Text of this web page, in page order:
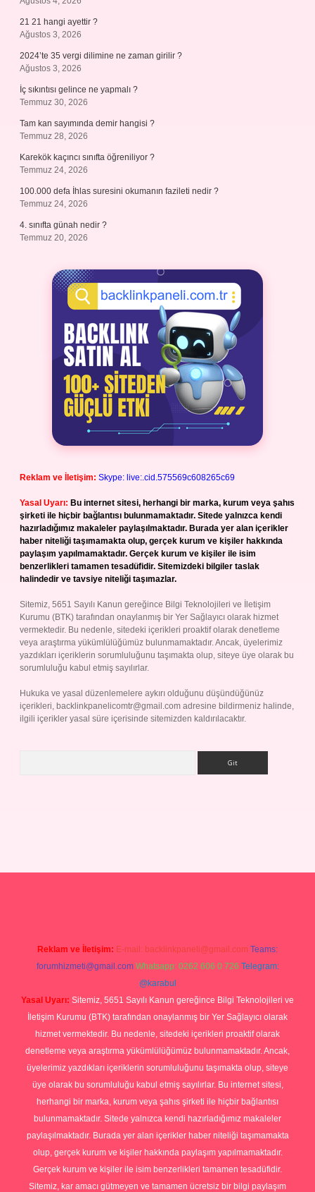
21 21 hangi ayettir ?
Ağustos 3, 2026
2024’te 35 vergi dilimine ne zaman girilir ?
Ağustos 3, 2026
İç sıkıntısı gelince ne yapmalı ?
Temmuz 30, 2026
Tam kan sayımında demir hangisi ?
Temmuz 28, 2026
Karekök kaçıncı sınıfta öğreniliyor ?
Temmuz 24, 2026
100.000 defa İhlas suresini okumanın fazileti nedir ?
Temmuz 24, 2026
4. sınıfta günah nedir ?
Temmuz 20, 2026
Reklam ve İletişim: Skype: live:.cid.575569c608265c69
Yasal Uyarı: Bu internet sitesi, herhangi bir marka, kurum veya şahıs
şirketi ile hiçbir bağlantısı bulunmamaktadır. Sitede yalnızca kendi
hazırladığımız makaleler paylaşılmaktadır. Burada yer alan içerikler
haber niteliği taşımamakta olup, gerçek kurum ve kişiler hakkında
paylaşım yapılmamaktadır. Gerçek kurum ve kişiler ile isim
benzerlikleri tamamen tesadüfidir. Sitemizdeki bilgiler taslak
halindedir ve tavsiye niteliği taşımazlar.
Sitemiz, 5651 Sayılı Kanun gereğince Bilgi Teknolojileri ve İletişim
Kurumu (BTK) tarafından onaylanmış bir Yer Sağlayıcı olarak hizmet
vermektedir. Bu nedenle, sitedeki içerikleri proaktif olarak denetleme
veya araştırma yükümlülüğümüz bulunmamaktadır. Ancak, üyelerimiz
yazdıkları içeriklerin sorumluluğunu taşımakta olup, siteye üye olarak bu
sorumluluğu kabul etmiş sayılırlar.
Hukuka ve yasal düzenlemelere aykırı olduğunu düşündüğünüz
içerikleri, backlinkpanelicomtr@gmail.com adresine bildirmeniz halinde,
ilgili içerikler yasal süre içerisinde sitemizden kaldırılacaktır.
Reklam ve İletişim: E-mail: backlinkpaneli@gmail.com Teams:
forumhizmeti@gmail.com Whatsapp: 0262 606 0 726 Telegram:
@karabul
Yasal Uyarı: Sitemiz, 5651 Sayılı Kanun gereğince Bilgi Teknolojileri ve
İletişim Kurumu (BTK) tarafından onaylanmış bir Yer Sağlayıcı olarak
hizmet vermektedir. Bu nedenle, sitedeki içerikleri proaktif olarak
denetleme veya araştırma yükümlülüğümüz bulunmamaktadır. Ancak,
üyelerimiz yazdıkları içeriklerin sorumluluğunu taşımakta olup, siteye
üye olarak bu sorumluluğu kabul etmiş sayılırlar. Bu internet sitesi,
herhangi bir marka, kurum veya şahıs şirketi ile hiçbir bağlantısı
bulunmamaktadır. Sitede yalnızca kendi hazırladığımız makaleler
paylaşılmaktadır. Burada yer alan içerikler haber niteliği taşımamakta
olup, gerçek kurum ve kişiler hakkında paylaşım yapılmamaktadır.
Gerçek kurum ve kişiler ile isim benzerlikleri tamamen tesadüfidir.
Sitemiz, kar amacı gütmeyen ve tamamen ücretsiz bir bilgi paylaşım